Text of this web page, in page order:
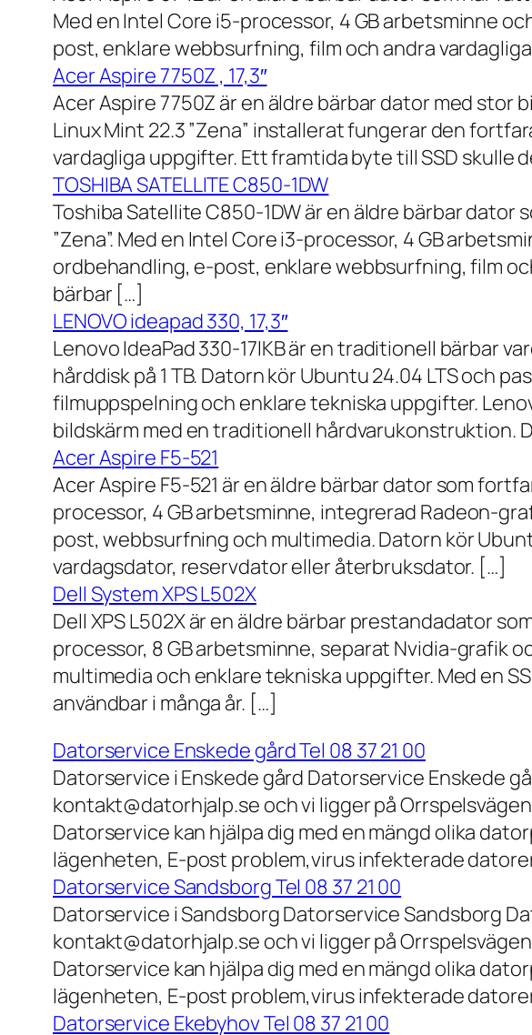
Med en Intel Core i5-processor, 4 GB arbetsminne
post, enklare webbsurfning, film och andra
Acer Aspire 7750Z , 17,3″
Acer Aspire 7750Z är en äldre bärbar dator med stor
Linux Mint 22.3 ”Zena” installerat fungerar den
vardagliga uppgifter. Ett framtida byte till SSD skulle
TOSHIBA SATELLITE C850-1DW
Toshiba Satellite C850-1DW är en äldre bärbar dator
”Zena”. Med en Intel Core i3-processor, 4 GB
ordbehandling, e-post, enklare webbsurfning, film
bärbar […]
LENOVO ideapad 330, 17,3″
Lenovo IdeaPad 330-17IKB är en traditionell bärbar
hårddisk på 1 TB. Datorn kör Ubuntu 24.04 LTS och
filmuppspelning och enklare tekniska uppgifter.
bildskärm med en traditionell hårdvarukonstruktion.
Acer Aspire F5-521
Acer Aspire F5-521 är en äldre bärbar dator som
processor, 4 GB arbetsminne, integrerad Radeon-
post, webbsurfning och multimedia. Datorn kör
vardagsdator, reservdator eller återbruksdator. […]
Dell System XPS L502X
Dell XPS L502X är en äldre bärbar prestandadator
processor, 8 GB arbetsminne, separat Nvidia-grafik
multimedia och enklare tekniska uppgifter. Med en
användbar i många år. […]
Datorservice Enskede gård Tel 08 37 21 00
Datorservice i Enskede gård Datorservice Enskede
kontakt@datorhjalp.se och vi ligger på
Datorservice kan hjälpa dig med en mängd olika
lägenheten, E-post problem,virus infekterade
Datorservice Sandsborg Tel 08 37 21 00
Datorservice i Sandsborg Datorservice Sandsborg
kontakt@datorhjalp.se och vi ligger på
Datorservice kan hjälpa dig med en mängd olika
lägenheten, E-post problem,virus infekterade
Datorservice Ekebyhov Tel 08 37 21 00